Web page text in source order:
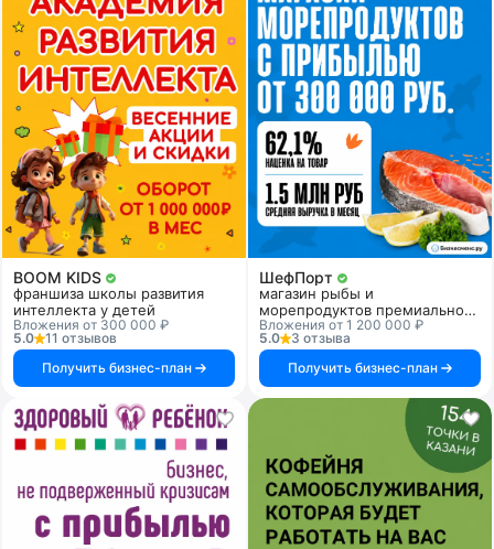
BOOM KIDS
франшиза школы развития
интеллекта у детей
Вложения от 300 000 ₽
5.0
11 отзывов
Получить бизнес-план
ШефПорт
магазин рыбы и
морепродуктов премиального
качества
Вложения от 1 200 000 ₽
5.0
3 отзыва
Получить бизнес-план